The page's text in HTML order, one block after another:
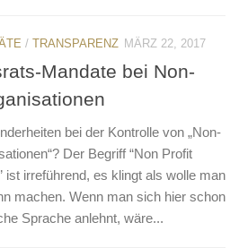
/ TRANSPARENZ MÄRZ 22, 2017
Mandate bei Non-
bei der Kontrolle von „Non-
Der Begriff “Non Profit
ist irreführend, es klingt als wolle man
machen. Wenn man sich hier schon
Sprache anlehnt, wäre...